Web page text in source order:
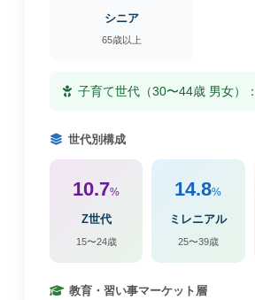
シニア
65歳以上
子育て世代（30〜44歳 男女）：
世代別構成
10.7%
Z世代
15〜24歳
14.8%
ミレニアル
25〜39歳
教育・習い事マーケット層